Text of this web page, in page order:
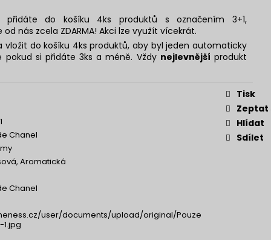
přidáte do košíku 4ks produktů s označením 3+1,
nás zcela ZDARMA! Akci lze využít vícekrát.
vložit do košíku 4ks produktů, aby byl jeden automaticky
pokud si přidáte 3ks a méně. Vždy nejlevnější produkt
Chanel
Aromatická
Chanel
user/documents/upload/original/Pouze
Tisk
Zeptat
Hlídat
Sdílet